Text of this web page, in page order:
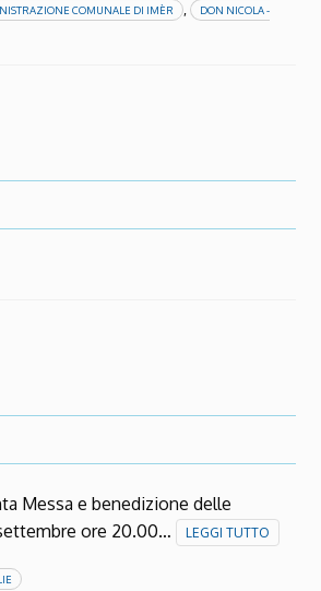
COMUNALE DI IMÈR ,
DON NICOLA -
Messa e benedizione delle
ore 20.00…
LEGGI TUTTO